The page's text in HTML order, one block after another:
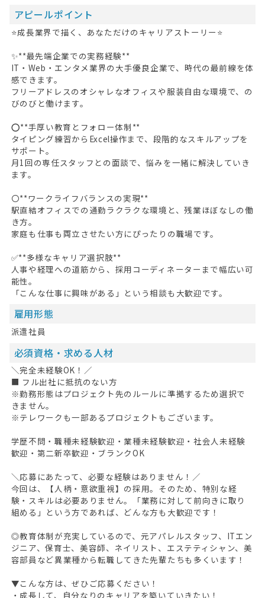
HOME
アピールポイント
⭐成長業界で描く、あなただけのキャリアストーリー⭐
✨**最先端企業での実務経験**
IT・Web・エンタメ業界の大手優良企業で、時代の最前線を体
感できます。
フリーアドレスのオシャレなオフィスや服装自由な環境で、の
びのびと働けます。
⭕**手厚い教育とフォロー体制**
タイピング練習からExcel操作まで、段階的なスキルアップを
サポート。
月1回の専任スタッフとの面談で、悩みを一緒に解決していき
ます。
〇**ワークライフバランスの実現**
駅直結オフィスでの通勤ラクラクな環境と、残業ほぼなしの働
き方。
家庭も仕事も両立させたい方にぴったりの職場です。
✅**多様なキャリア選択肢**
人事や経理への道筋から、採用コーディネーターまで幅広い可
能性。
「こんな仕事に興味がある」という相談も大歓迎です。
雇用形態
派遣社員
必須資格・求める人材
＼完全未経験OK！／
■ フル出社に抵抗のない方
※勤務形態はプロジェクト先のルールに準拠するため選択で
きません。
※テレワークも一部あるプロジェクトもございます。
学歴不問・職種未経験歓迎・業種未経験歓迎・社会人未経験
歓迎・第二新卒歓迎・ブランクOK
＼応募にあたって、必要な経験はありません！／
今回は、【人柄・意欲重視】の採用。そのため、特別な経
験・スキルは必要ありません。「業務に対して前向きに取り
組める」という方であれば、どんな方も大歓迎です！
◎教育体制が充実しているので、元アパレルスタッフ、ITエン
ジニア、保育士、美容師、ネイリスト、エステティシャン、美
容部員など異業種から転職してきた先輩たちも多くいます！
▼こんな方は、ぜひご応募ください！
・成長して、自分なりのキャリアを築いていきたい！